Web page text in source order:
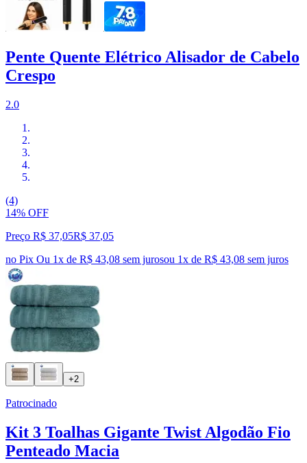
Pente Quente Elétrico Alisador de Cabelo
Crespo
2.0
(4)
14% OFF
Preço R$ 37,05R$ 37,05
no Pix Ou 1x de R$ 43,08 sem jurosou 1x de R$ 43,08 sem juros
+2
Patrocinado
Kit 3 Toalhas Gigante Twist Algodão Fio
Penteado Macia